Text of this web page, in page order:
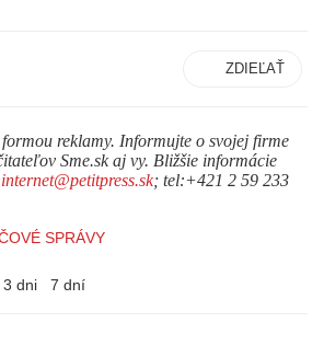
ZDIEĽAŤ
reklamy. Informujte o svojej firme
Sme.sk aj vy. Bližšie informácie
internet@petitpress.sk; tel:+421 2 59 233
SPRÁVY
3 dni 7 dní